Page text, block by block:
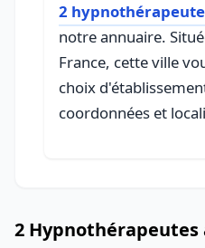
2
notre annuaire.
France, cette ville
choix
coordonnées et
2 Hypnothérapeutes